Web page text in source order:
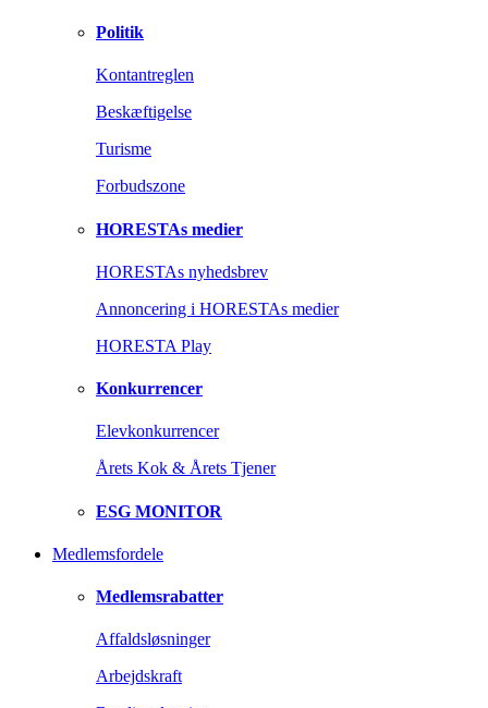
Politik
Kontantreglen
Beskæftigelse
Turisme
Forbudszone
HORESTAs medier
HORESTAs nyhedsbrev
Annoncering i HORESTAs medier
HORESTA Play
Konkurrencer
Elevkonkurrencer
Årets Kok & Årets Tjener
ESG MONITOR
Medlemsfordele
Medlemsrabatter
Affaldsløsninger
Arbejdskraft